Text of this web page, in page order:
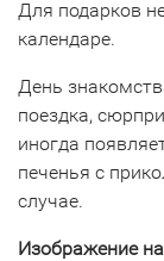
Для подарков
календаре.
День
поездка,
иногда
печенья с
случае.
Изображение